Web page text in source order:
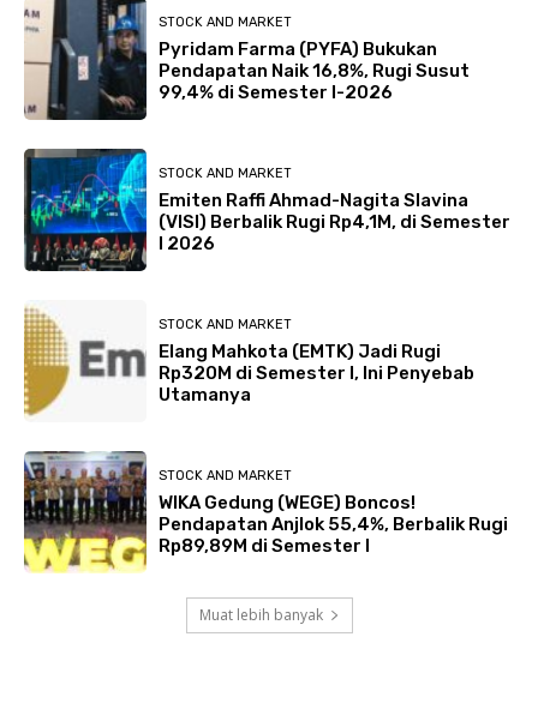
STOCK AND MARKET
Pyridam Farma (PYFA) Bukukan
Pendapatan Naik 16,8%, Rugi Susut
99,4% di Semester I-2026
STOCK AND MARKET
Emiten Raffi Ahmad-Nagita Slavina
(VISI) Berbalik Rugi Rp4,1M, di Semester
I 2026
STOCK AND MARKET
Elang Mahkota (EMTK) Jadi Rugi
Rp320M di Semester I, Ini Penyebab
Utamanya
STOCK AND MARKET
WIKA Gedung (WEGE) Boncos!
Pendapatan Anjlok 55,4%, Berbalik Rugi
Rp89,89M di Semester I
Muat lebih banyak